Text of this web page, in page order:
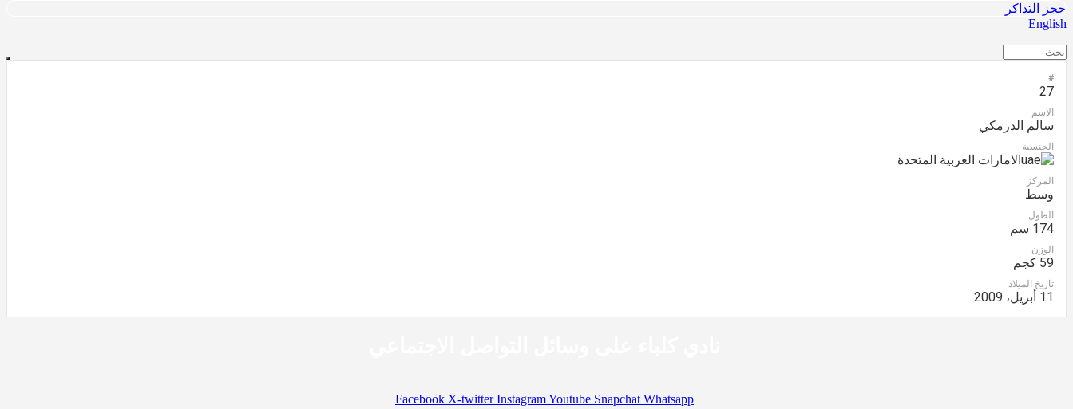
حجز التذاكر
English
#
27
الاسم
سالم الدرمكي
الجنسية
الامارات العربية المتحدة
المركز
وسط
الطول
174 سم
الوزن
59 كجم
تاريخ الميلاد
11 أبريل، 2009
Facebook X-twitter InstagramYoutube Snapchat Whatsapp